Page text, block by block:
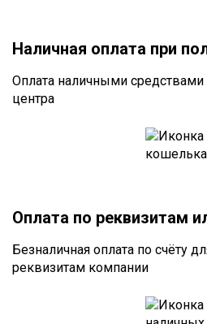
Наличная оплата при
Оплата наличными средствами
центра
Оплата по реквизитам
Безналичная оплата по счёту
реквизитам компании